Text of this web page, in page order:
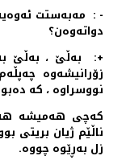
- : مه‌به‌ستت
دواته‌وه‌ن؟
+: به‌ڵێ ، به‌ڵێ
زۆرانیشه‌وه‌
نووسراوه ‌، كه‌
كه‌چی هه‌میشه‌
ناڵێم ژیان بریتی
زل به‌ڕێوه‌ چووه‌.